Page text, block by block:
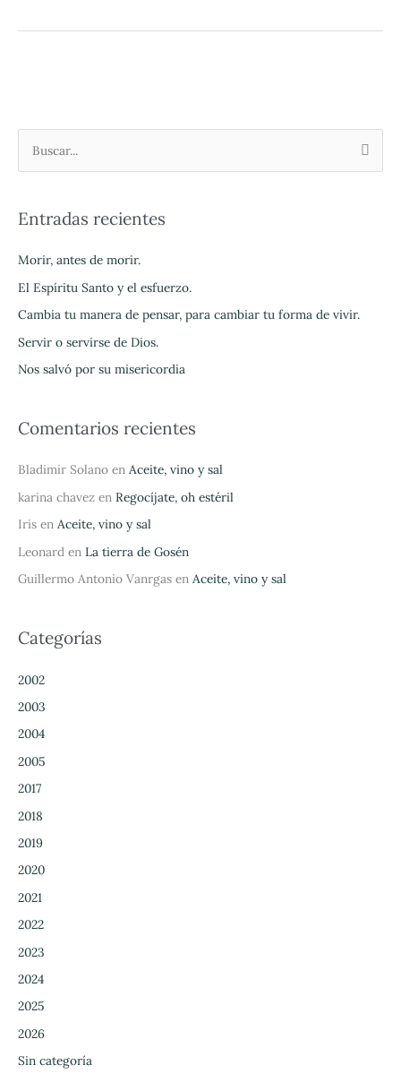
u
c
o
r
:
Entradas recientes
Morir, antes de morir.
El Espíritu Santo y el esfuerzo.
Cambia tu manera de pensar, para cambiar tu forma de vivir.
Servir o servirse de Dios.
Nos salvó por su misericordia
Comentarios recientes
Bladimir Solano en Aceite, vino y sal
karina chavez en Regocíjate, oh estéril
Iris en Aceite, vino y sal
Leonard en La tierra de Gosén
Guillermo Antonio Vanrgas en Aceite, vino y sal
Categorías
2002
2003
2004
2005
2017
2018
2019
2020
2021
2022
2023
2024
2025
2026
Sin categoría